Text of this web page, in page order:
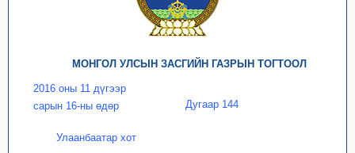
МОНГОЛ УЛСЫН ЗАСГИЙН ГАЗРЫН ТОГТООЛ
2016 оны 11 дүгээр
сарын 16-ны өдөр
Дугаар 144
Улаанбаатар хот